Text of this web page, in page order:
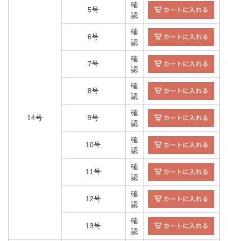
14号
5号
確
認
6号
確
認
7号
確
認
8号
確
認
9号
確
認
10号
確
認
11号
確
認
12号
確
認
13号
確
認